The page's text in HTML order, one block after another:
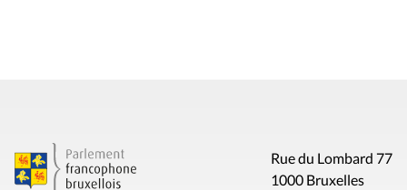
Rue du Lombard 77
1000 Bruxelles